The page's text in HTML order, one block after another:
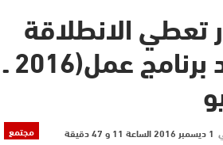
تعطي الانطلاقة
لعملية إعداد برنامج عمل(2016 ـ
مجتمع 1 ديسمبر 2016 الساعة 11 و 47 دقيقة